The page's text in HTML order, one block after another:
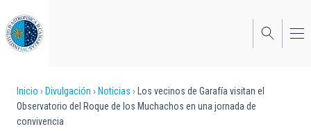
al
contenido
principal
Sobrescribir
enlaces
Inicio Divulgación Noticias
Los vecinos de Garafía visitan el
Observatorio del Roque de los Muchachos en una jornada de
convivencia